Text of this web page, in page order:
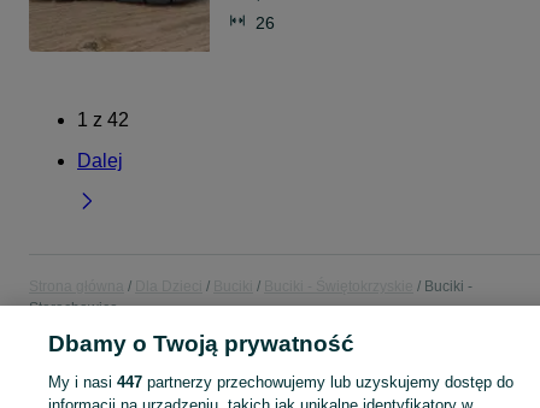
26
1 z 42
Dalej
Buciki -
Starachowice
KATEGORIA
Dbamy o Twoją prywatność
My i nasi 447partnerzy przechowujemy lub uzyskujemy dostęp do